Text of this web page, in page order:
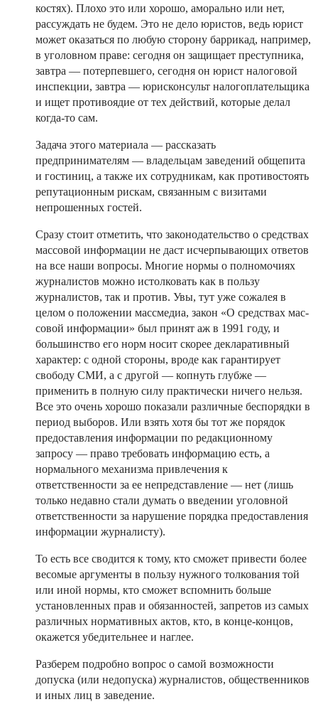
костях). Плохо это или хорошо, аморально или нет,
рассуждать не будем. Это не дело юристов, ведь юрист
может оказаться по любую сторону баррикад, например,
в уголовном праве: сегодня он защищает преступника,
завтра — потерпевшего, сегодня он юрист налоговой
инспекции, завтра — юрисконсульт налогоплательщика
и ищет противоядие от тех действий, которые делал
когда-то сам.
Задача этого материала — рассказать
предпринимателям — владельцам заведений общепита
и гостиниц, а также их сотрудникам, как противостоять
репутационным рискам, связанным с визитами
непрошенных гостей.
Сразу стоит отметить, что законодательство о средствах
массовой информации не даст исчерпывающих ответов
на все наши вопросы. Многие нормы о полномочиях
журналистов можно истолковать как в пользу
журналистов, так и против. Увы, тут уже сожалея в
целом о положении массмедиа, закон «О средствах мас-
совой информации» был принят аж в 1991 году, и
большинство его норм носит скорее декларативный
характер: с одной стороны, вроде как гарантирует
свободу СМИ, а с другой — копнуть глубже —
применить в полную силу практически ничего нельзя.
Все это очень хорошо показали различные беспорядки в
период выборов. Или взять хотя бы тот же порядок
предоставления информации по редакционному
запросу — право требовать информацию есть, а
нормального механизма привлечения к
ответственности за ее непредставление — нет (лишь
только недавно стали думать о введении уголовной
ответственности за нарушение порядка предоставления
информации журналисту).
То есть все сводится к тому, кто сможет привести более
весомые аргументы в пользу нужного толкования той
или иной нормы, кто сможет вспомнить больше
установленных прав и обязанностей, запретов из самых
различных нормативных актов, кто, в конце-концов,
окажется убедительнее и наглее.
Разберем подробно вопрос о самой возможности
допуска (или недопуска) журналистов, общественников
и иных лиц в заведение.